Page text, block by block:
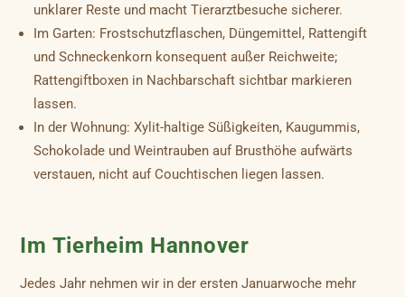
unklarer Reste und macht Tierarztbesuche sicherer.
Im Garten: Frostschutzflaschen, Düngemittel, Rattengift
und Schneckenkorn konsequent außer Reichweite;
Rattengiftboxen in Nachbarschaft sichtbar markieren
lassen.
In der Wohnung: Xylit-haltige Süßigkeiten, Kaugummis,
Schokolade und Weintrauben auf Brusthöhe aufwärts
verstauen, nicht auf Couchtischen liegen lassen.
Im Tierheim Hannover
Jedes Jahr nehmen wir in der ersten Januarwoche mehr